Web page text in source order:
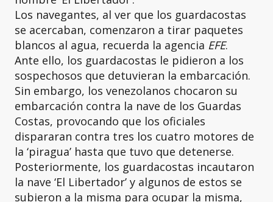
Los navegantes, al ver que los guardacostas
se acercaban, comenzaron a tirar paquetes
blancos al agua, recuerda la agencia EFE.
Ante ello, los guardacostas le pidieron a los
sospechosos que detuvieran la embarcación.
Sin embargo, los venezolanos chocaron su
embarcación contra la nave de los Guardas
Costas, provocando que los oficiales
dispararan contra tres los cuatro motores de
la ‘piragua’ hasta que tuvo que detenerse.
Posteriormente, los guardacostas incautaron
la nave ‘El Libertador’ y algunos de estos se
subieron a la misma para ocupar la misma,